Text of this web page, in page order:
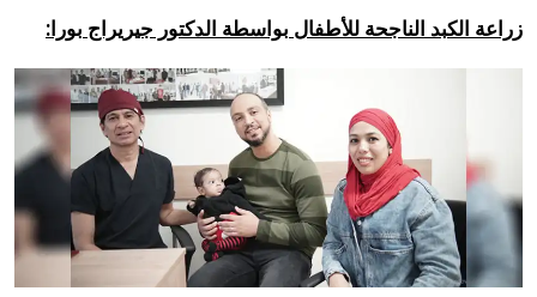
زراعة الكبد الناجحة للأطفال بواسطة الدكتور جيريراج بورا: